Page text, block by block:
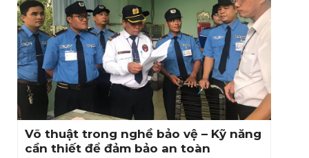
Võ thuật trong nghề bảo vệ – Kỹ năng
cần thiết để đảm bảo an toàn